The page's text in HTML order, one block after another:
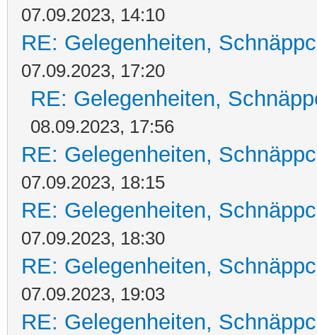
07.09.2023, 14:10
RE: Gelegenheiten,
07.09.2023, 17:20
RE: Gelegenheiten,
08.09.2023, 17:56
RE: Gelegenheiten,
07.09.2023, 18:15
RE: Gelegenheiten,
07.09.2023, 18:30
RE: Gelegenheiten,
07.09.2023, 19:03
RE: Gelegenheiten,